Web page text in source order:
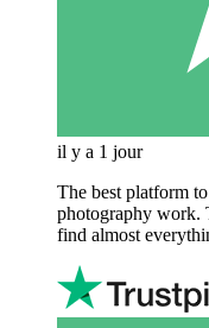
il y a 1 jour
The best platform
photography work.
find almost